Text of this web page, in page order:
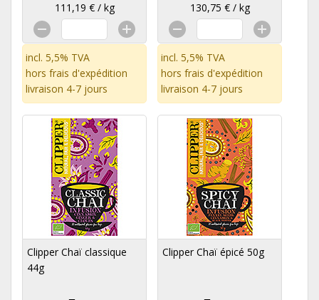
111,19 € / kg
incl. 5,5% TVA
hors frais d'expédition
livraison 4-7 jours
130,75 € / kg
incl. 5,5% TVA
hors frais d'expédition
livraison 4-7 jours
Clipper Chaï classique
44g
Clipper Chaï épicé 50g